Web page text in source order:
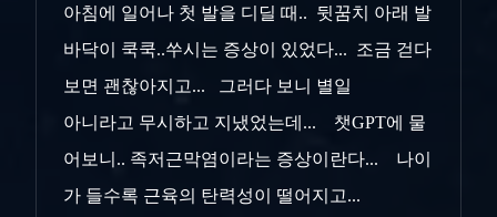
아침에 일어나 첫 발을 디딜 때.. 뒷꿈치 아래 발
바닥이 쿡쿡..쑤시는 증상이 있었다... 조금 걷다
보면 괜찮아지고... 그러다 보니 별일
아니라고 무시하고 지냈었는데... 챗GPT에 물
어보니.. 족저근막염이라는 증상이란다... 나이
가 들수록 근육의 탄력성이 떨어지고...